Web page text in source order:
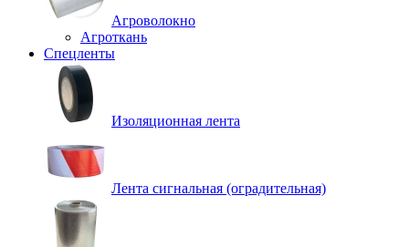
Агроволокно
Агроткань
Спецленты
Изоляционная лента
Лента сигнальная (оградительная)